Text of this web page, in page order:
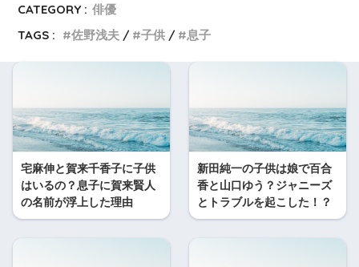
CATEGORY : 俳優
TAGS :
佐野浅夫 子供 息子
宅麻伸と賀来千香子に子供
はいるの？息子に賀来賢人
の名前が浮上した理由
新田純一の子供は娘で百合
香と山口ゆう？ジャニーズ
とトラブルを起こした！？